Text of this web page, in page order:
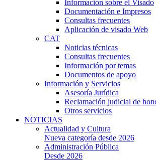
Información sobre el Visado
Documentación e Impresos
Consultas frecuentes
Aplicación de visado Web
CAT
Noticias técnicas
Consultas frecuentes
Información por temas
Documentos de apoyo
Información y Servicios
Asesoría Jurídica
Reclamación judicial de
Otros servicios
NOTICIAS
Actualidad y Cultura
Nueva categoría desde 2026
Administración Pública
Desde 2026